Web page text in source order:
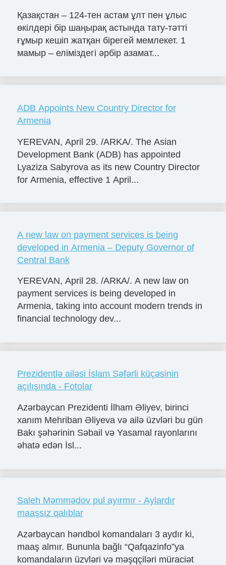
Қазақстан – 124-тен астам ұлт пен ұлыс
өкілдері бір шаңырақ астында тату-тәтті
ғұмыр кешіп жатқан бірегей мемлекет. 1
мамыр – еліміздегі әрбір азамат...
ADB Appoints New Country Director for
Armenia
YEREVAN, April 29. /ARKA/. The Asian
Development Bank (ADB) has appointed
Lyaziza Sabyrova as its new Country Director
for Armenia, effective 1 April...
A new law on payment services is being
developed in Armenia – Deputy Governor of
Central Bank
YEREVAN, April 28. /ARКА/. A new law on
payment services is being developed in
Armenia, taking into account modern trends in
financial technology dev...
Prezidentlə ailəsi İslam Səfərli küçəsinin
açılışında - Fotolar
Azərbaycan Prezidenti İlham Əliyev, birinci
xanım Mehriban Əliyeva və ailə üzvləri bu gün
Bakı şəhərinin Səbail və Yasamal rayonlarını
əhatə edən İsl...
Saleh Məmmədov pul ayırmır - Aylardır
maaşsız qalıblar
Azərbaycan həndbol komandaları 3 aydır ki,
maaş almır. Bununla bağlı “Qafqazinfo”ya
komandaların üzvləri və məşqçiləri müraciət